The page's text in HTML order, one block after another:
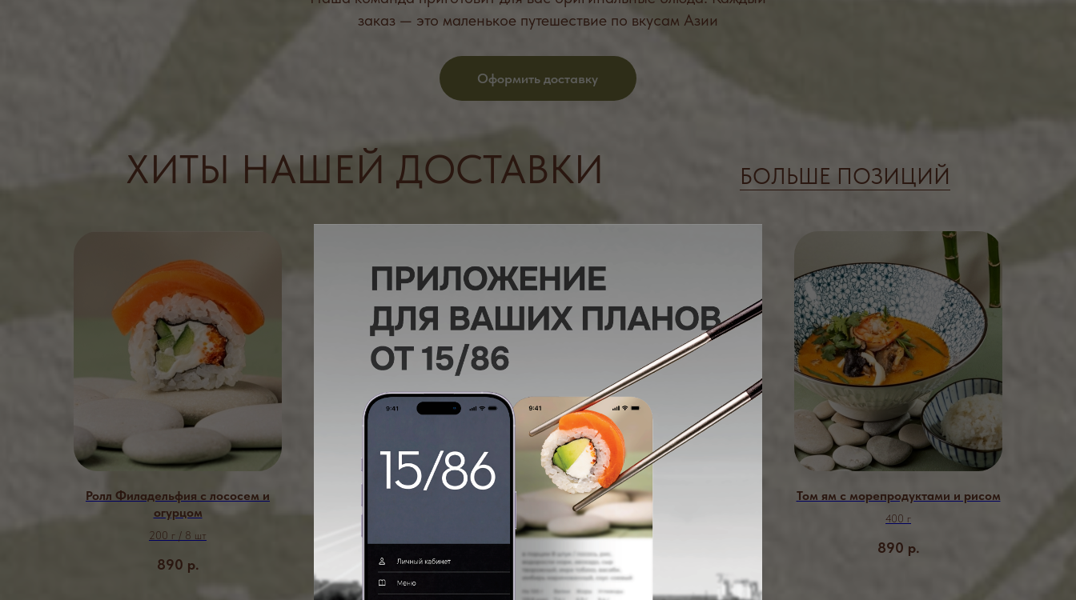
ХИТЫ НАШЕЙ ДОСТАВКИ БОЛЬШЕ ПОЗИЦИЙ
Ролл Филадельфия с лососем и
огурцом
200 г / 8 шт
890 р.
Поке с тунцом
480 р.
Тунец татаки, свежие овощи и
240/40 г
Том ям с морепродуктами и рисом
400 г
890 р.